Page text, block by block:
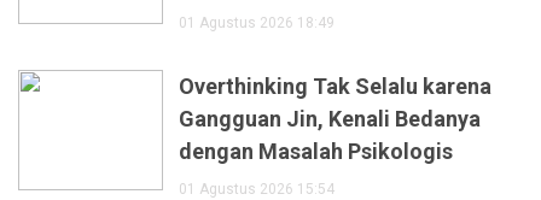
01 Agustus 2026 18:49
Overthinking Tak Selalu karena
Gangguan Jin, Kenali Bedanya
dengan Masalah Psikologis
01 Agustus 2026 15:54